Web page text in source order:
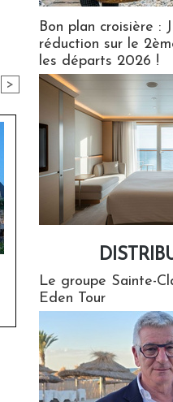
>
Bon plan croisière :
réduction sur le
les départs 2026 !
Le groupe Sainte-
Eden Tour